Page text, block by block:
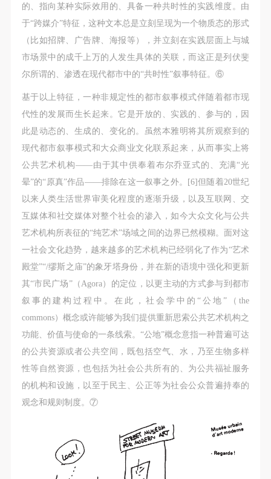
的、指向某种实际效用的、具备一种共时性的实践维度。由
于“跨媒介”特征，这种文本总是立刻呈现为一个物质态的形式
（比如招牌、广告牌、海报等），并立刻在实践层面上与城
市场景中的成千上万的人发生具体的关联，而这正是列伏斐
尔所谓的、渗透在现代都市中的“共时性”叙事特征。⑥
基于以上特征，一种非规定性的都市叙事模式伴随着都市现
代性的发展而生长起来。它是开放的、实践的、参与的，因
此是动态的、生成的、变化的。虽然本雅明将其所观察到的
现代都市叙事模式和大众商业文化联系起来，从而事实上将
公共艺术机构——由于其中供奉着布尔乔亚式的、充满“光
晕”的“原真”作品——排除在这一叙事之外。[6]但随着20世纪
以来人类生活世界审美化程度的逐渐升级，以及互联网、交
互媒体和社交媒体对整个社会的渗入，如今大众文化与公共
艺术机构所表征的“纯艺术”场域之间的边界已然模糊。面对这
一社会文化趋势，越来越多的艺术机构已经弱化了作为“艺术
殿堂”“/缪斯之庙”的象牙塔身份，并在新的语境中强化和更新
其“市民广场”（Agora）的定位，以更主动的方式参与到都市
叙事的建构过程中。在此，社会学中的“公地”（the
commons）概念或许能够为我们提供重新思索公共艺术机构之
功能、价值与使命的一条线索。“公地”概念意指一种普遍可达
的公共资源或者公共空间，既包括空气、水，乃至生物多样
性等自然资源，也包括为社会公共所有的、为公共福祉服务
的机构和设施，以至于民主、公正等为社会公众普遍持奉的
观念和规则制度。⑦